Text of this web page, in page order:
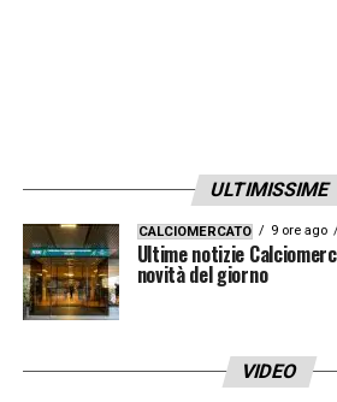
ULTIMISSIME
CALCIOMERCATO 9 ore ago
Ultime notizie
novità del giorno
VIDEO